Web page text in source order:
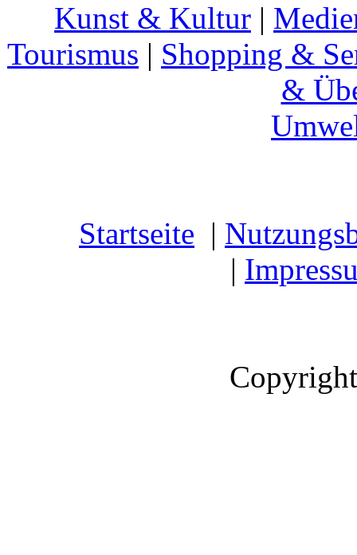
Kunst & Kultur |
Tourismus | Shopping &
&
Startseite |
|